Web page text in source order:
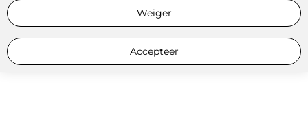
Weiger
Accepteer